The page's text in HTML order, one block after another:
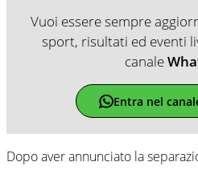
Vuoi essere sempre
sport, risultati ed eventi
canale
Entra nel
Dopo aver annunciato la